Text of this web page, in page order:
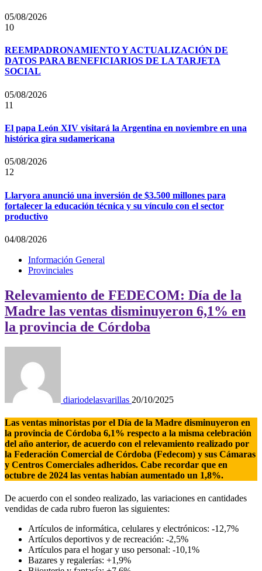
05/08/2026
10
REEMPADRONAMIENTO Y ACTUALIZACIÓN DE
DATOS PARA BENEFICIARIOS DE LA TARJETA
SOCIAL
05/08/2026
11
El papa León XIV visitará la Argentina en noviembre en una
histórica gira sudamericana
05/08/2026
12
Llaryora anunció una inversión de $3.500 millones para
fortalecer la educación técnica y su vínculo con el sector
productivo
04/08/2026
Información General
Provinciales
Relevamiento de FEDECOM: Día de la
Madre las ventas disminuyeron 6,1% en
la provincia de Córdoba
diariodelasvarillas 20/10/2025
Las ventas minoristas por el Día de la Madre disminuyeron en
la provincia de Córdoba 6,1% respecto a la misma celebración
del año anterior, de acuerdo con el relevamiento realizado por
la Federación Comercial de Córdoba (Fedecom) y sus Cámaras
y Centros Comerciales adheridos. Cabe recordar que en
octubre de 2024 las ventas habían aumentado un 1,8%.
De acuerdo con el sondeo realizado, las variaciones en cantidades
vendidas de cada rubro fueron las siguientes:
Artículos de informática, celulares y electrónicos: -12,7%
Artículos deportivos y de recreación: -2,5%
Artículos para el hogar y uso personal: -10,1%
Bazares y regalerías: +1,9%